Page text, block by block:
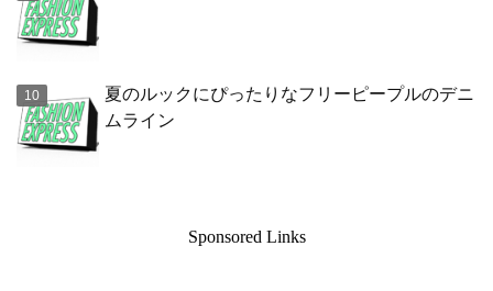
夏のルックにぴったりなフリーピープルのデニ
ムライン
Sponsored Links